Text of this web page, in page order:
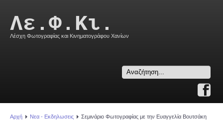
Λε.Φ.Κι.
Λέσχη Φωτογραφίας και Κινηματογράφου Χανίων
Search
...
Αρχή Νεα - Εκδηλωσεις Σεμινάριο Φωτογραφίας με την Ευαγγελία Βουτσάκη